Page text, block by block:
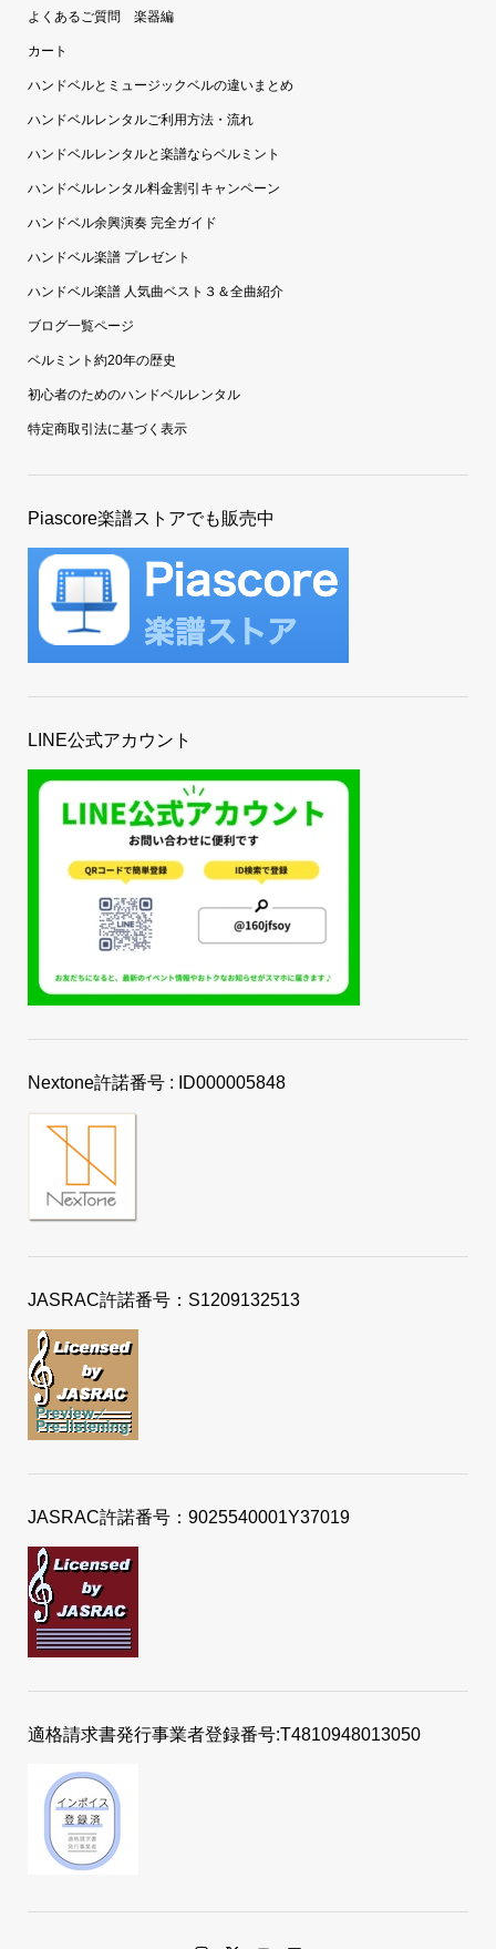
よくあるご質問 楽器編
カート
ハンドベルとミュージックベルの違いまとめ
ハンドベルレンタルご利用方法・流れ
ハンドベルレンタルと楽譜ならベルミント
ハンドベルレンタル料金割引キャンペーン
ハンドベル余興演奏 完全ガイド
ハンドベル楽譜 プレゼント
ハンドベル楽譜 人気曲ベスト３＆全曲紹介
ブログ一覧ページ
ベルミント約20年の歴史
初心者のためのハンドベルレンタル
特定商取引法に基づく表示
Piascore楽譜ストアでも販売中
LINE公式アカウント
Nextone許諾番号 : ID000005848
JASRAC許諾番号：S1209132513
JASRAC許諾番号：9025540001Y37019
適格請求書発行事業者登録番号:T4810948013050